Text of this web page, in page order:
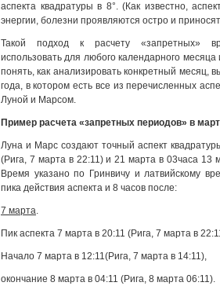
аспекта квадратуры в 8°. (Как известно,
энергии, болезни проявляются остро и
Такой подход к расчету «запретных»
использовать для любого календарного
понять, как анализировать конкретный месяц,
года, в котором есть все из перечисленных
Луной и Марсом.
Пример расчета «запретных периодов» в
Луна и Марс создают точный аспект
(Рига, 7 марта в 22:11) и 21 марта в 03часа 13
Время указано по Гринвичу и латвийскому
пика действия аспекта и 8 часов после:
7 марта.
Пик аспекта 7 марта в 20:11 (Рига, 7 марта в
Начало 7 марта в 12:11(Рига, 7 марта в 14:11),
окончание 8 марта в 04:11 (Рига, 8 марта 06:11).